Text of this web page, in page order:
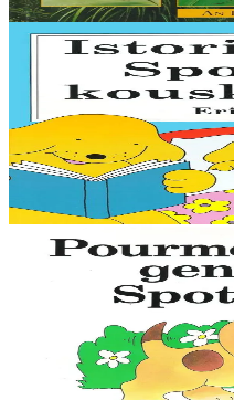
En stock9,00 €
4 ans et plus
An Here
Les histoires de Spot
Spot joue avec son cerf-volant,
va à la foire avec Papi et
maman à la maison....
En stock10,00 €
An Here
La première promenade
Le petit chien Spot est
auxquelles participent les
Cette collection, qui existe...